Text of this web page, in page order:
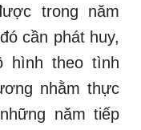
trong năm
cần phát huy,
hình theo tình
nhằm thực
năm tiếp